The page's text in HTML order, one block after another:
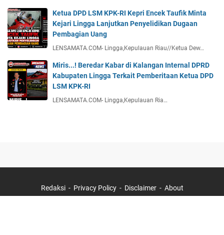
Ketua DPD LSM KPK-RI Kepri Encek Taufik Minta
Kejari Lingga Lanjutkan Penyelidikan Dugaan
Pembagian Uang
LENSAMATA.COM- Lingga,Kepulauan Riau//Ketua Dew…
Miris...! Beredar Kabar di Kalangan Internal DPRD
Kabupaten Lingga Terkait Pemberitaan Ketua DPD
LSM KPK-RI
LENSAMATA.COM- Lingga,Kepulauan Ria…
Redaksi Privacy Policy Disclaimer About